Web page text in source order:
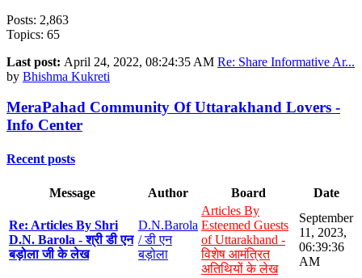
Posts: 2,863
Topics: 65
Last post: April 24, 2022, 08:24:35 AM Re: Share Informative Ar...
by Bhishma Kukreti
MeraPahad Community Of Uttarakhand Lovers -
Info Center
Recent posts
Message Author Board Date
Re: Articles By Shri
D.N. Barola - श्री डी एन
बड़ोला जी के लेख
D.N.Barola
/ डी एन
बड़ोला
Articles By
Esteemed Guests
of Uttarakhand -
विशेष आमंत्रित
अतिथियों के लेख
September
11, 2023,
06:39:36
AM